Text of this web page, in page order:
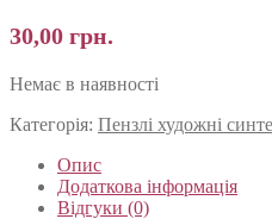
30,00 грн.
Немає в наявності
Категорія: Пензлі художні
Опис
Додаткова інформація
Відгуки (0)